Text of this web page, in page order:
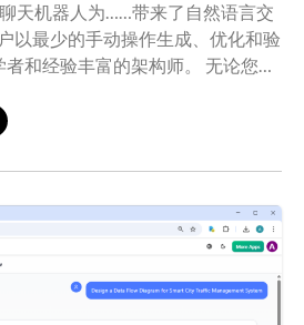
以及DFD。它已发展成为软件和系
方案，现已增强支持AI驱动的图
AI功能 Visual Paradigm的AI引擎
输入生成准确、标准化的DFD
可轻松使用。 1. AI DFD生成器
品、下单并经由支付网关付款。管
看销售报告。” AI会解析该描述，
： 外部实体：客户、支付网
浏览产品、下单、处理支付、管理
天机器人为……带来了自然语言交
以最少的手动操作生成、优化和验
和经验丰富的架构师。 无论您是
式协作者。
有核心类别中的 20 多种 UML 图类
象图、组件图、复合结构图、包图
保您可以通过自然语言建模系统的
运行时行为。
提示：您可以通
通信流程，生成一个完整的物联
。
UML 建模的核心 AI 功能